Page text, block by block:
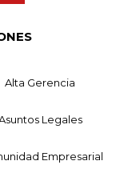
Alta Gerencia
Legales
Empresarial